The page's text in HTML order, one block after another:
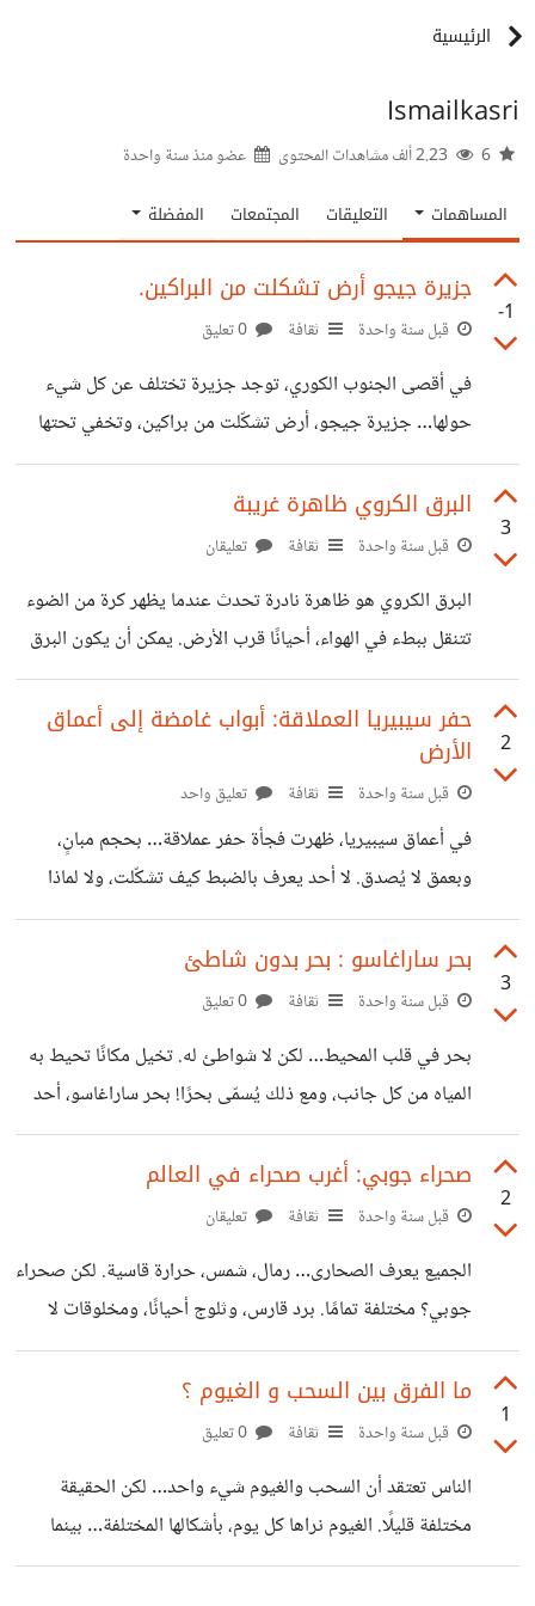
الرئيسية
Ismailkasri
عضو منذسنة واحدة
المساهمات التعليقات المجتمعات المفضلة
-1
جزيرة جيجو أرض تشكلت من البراكين.
قبل سنة واحدة ثقافة
في أقصى الجنوب الكوري، توجد جزيرة تختلف عن كل شيء
حولها… جزيرة جيجو، أرض تشكّلت من براكين، وتخفي تحتها
أنفاقًا من الحمم. لكن الغريب ليس فقط في طبيعتها، بل في
طقوسها، نسائها الغواصات، وأساطيرها التي لا تُروى إلا همسًا. ما
سر هذه الجزيرة الهادئة التي لا تشبه غيرها؟ الجواب أبعد مما
https://youtu.be/fj9y9HK9Mhs
3
البرق الكروي ظاهرة غريبة
قبل سنة واحدة ثقافة تعليقان
البرق الكروي هو ظاهرة نادرة تحدث عندما يظهر كرة من الضوء
تتنقل ببطء في الهواء، أحيانًا قرب الأرض. يمكن أن يكون البرق
الكروي صغيرًا كحجم كرة تنس أو أكبر، ويستمر لبضع ثوانٍ فقط
قبل أن يختفي. للمزيد من التفاصيل:
https://youtu.be/8rVaK_G8Qz0
2
حفر سيبيريا العملاقة: أبواب غامضة إلى أعماق
الأرض
قبل سنة واحدة ثقافة تعليق واحد
في أعماق سيبيريا، ظهرت فجأة حفر عملاقة… بحجم مبانٍ،
وبعمق لا يُصدق. لا أحد يعرف بالضبط كيف تشكّلت، ولا لماذا
بدأت تظهر الآن تحديدًا. البعض قال إنها نتيجة انفجارات تحت
الأرض، والبعض الآخر… لا يملك تفسيرًا أصلًا. لكن هناك شيء
واحد مؤكد: هذه الحفر تخفي وراءها لغزًا لا يزال مفتوحًا. للمزيد
3
بحر ساراغاسو : بحر بدون شاطئ
قبل سنة واحدة ثقافة
بحر في قلب المحيط… لكن لا شواطئ له. تخيل مكانًا تحيط به
المياه من كل جانب، ومع ذلك يُسمّى بحرًا! بحر ساراغاسو، أحد
أغرب الأماكن على وجه الأرض. المياه فيه ساكنة بشكل غريب،
وتحيط به تيارات لا ترحم. للمزيد من التفاصيل:
https://youtu.be/mUtt6q2QQME
2
صحراء جوبي: أغرب صحراء في العالم
قبل سنة واحدة ثقافة تعليقان
الجميع يعرف الصحارى… رمال، شمس، حرارة قاسية. لكن صحراء
جوبي؟ مختلفة تمامًا. برد قارس، وثلوج أحيانًا، ومخلوقات لا
تتوقع وجودها هناك. والمفاجأة؟ ليست مغطاة بالرمال مثل باقي
الصحارى… بل فيها شيء واحد يجعلها من أغرب الصحارى على
وجه الأرض. للمزيد من التفاصيل :
1
ما الفرق بين السحب و الغيوم ؟
قبل سنة واحدة ثقافة
الناس تعتقد أن السحب والغيوم شيء واحد… لكن الحقيقة
مختلفة قليلًا. الغيوم نراها كل يوم، بأشكالها المختلفة… بينما
السحب؟ ليست دائمًا كما نظن. في فرق بسيط… علمي، لكنه